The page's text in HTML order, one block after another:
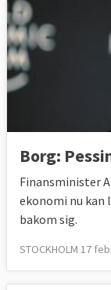
Borg:
Finansminister
ekonomi nu kan
bakom sig.
STOCKHOLM 17